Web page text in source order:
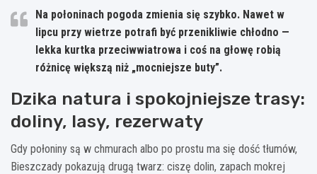
Na połoninach pogoda zmienia się szybko. Nawet w
lipcu przy wietrze potrafi być przenikliwie chłodno —
lekka kurtka przeciwwiatrowa i coś na głowę robią
różnicę większą niż „mocniejsze buty”.
Dzika natura i spokojniejsze trasy:
doliny, lasy, rezerwaty
Gdy połoniny są w chmurach albo po prostu ma się dość tłumów,
Bieszczady pokazują drugą twarz: ciszę dolin, zapach mokrej